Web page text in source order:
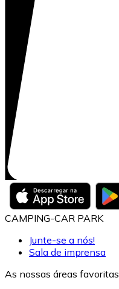
CAMPING-CAR PARK
Junte-se a nós!
Sala de imprensa
As nossas áreas favoritas